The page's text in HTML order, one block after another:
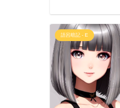
語呂暗記 - E